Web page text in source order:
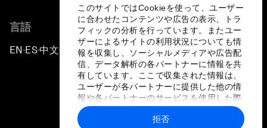
このサイトではCookieを使って、ユーザー
に合わせたコンテンツや広告の表示、トラ
フィックの分析を行っています。またユー
ザーによるサイトの利用状況についても情
報を収集し、ソーシャルメディアや広告配
信、データ解析の各パートナーに情報を共
有しています。ここで収集された情報は、
ユーザーが各パートナーに提供した他の情
報や各パートナーのサービスを使用した際
に収集された情報と組み合わされ、各パー
トナーによって使用されることがありま
拒否
言語
EN ▪ES▪中文▪ 日本語